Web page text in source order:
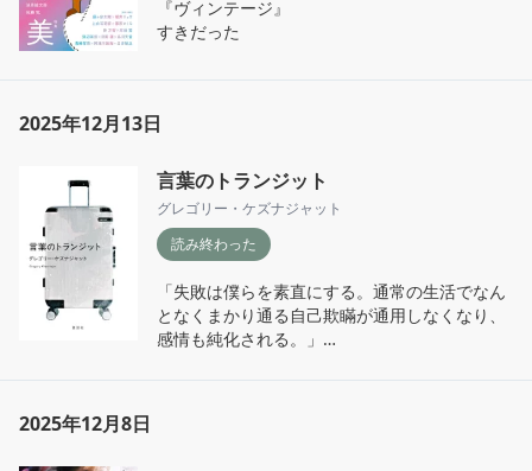
『ヴィンテージ』
すきだった
2025年12月13日
言葉のトランジット
グレゴリー・ケズナジャット
読み終わった
「失敗は僕らを素直にする。通常の生活でなん
となくまかり通る自己欺瞞が通用しなくなり、
感情も純化される。」
2025年12月8日